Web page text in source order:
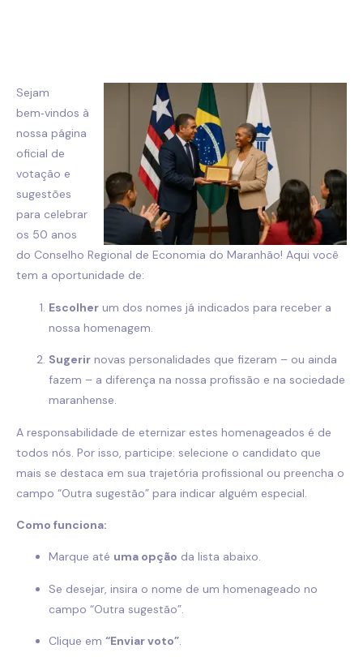
Sejam
bem‑vindos à
nossa página
oficial de
votação e
sugestões
para celebrar
os 50 anos
do Conselho Regional de Economia do Maranhão! Aqui você
tem a oportunidade de:
Escolher um dos nomes já indicados para receber a
nossa homenagem.
Sugerir novas personalidades que fizeram – ou ainda
fazem – a diferença na nossa profissão e na sociedade
maranhense.
A responsabilidade de eternizar estes homenageados é de
todos nós. Por isso, participe: selecione o candidato que
mais se destaca em sua trajetória profissional ou preencha o
campo “Outra sugestão” para indicar alguém especial.
Como funciona:
Marque até uma opção da lista abaixo.
Se desejar, insira o nome de um homenageado no
campo “Outra sugestão”.
Clique em “Enviar voto”.